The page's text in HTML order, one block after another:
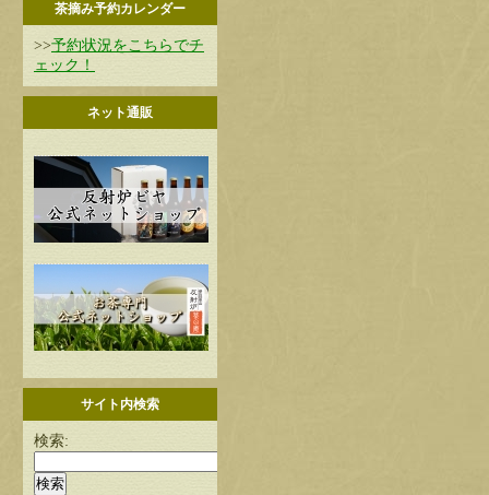
茶摘み予約カレンダー
>>予約状況をこちらでチ
ェック！
ネット通販
サイト内検索
検索: